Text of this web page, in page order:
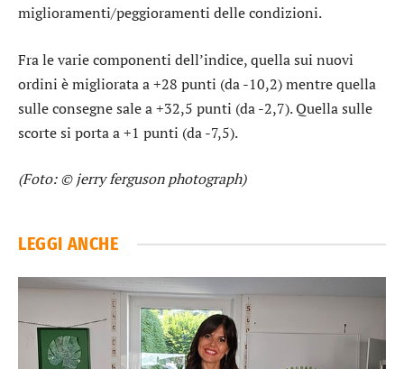
miglioramenti/peggioramenti delle condizioni.
Fra le varie componenti dell’indice, quella sui nuovi
ordini è migliorata a +28 punti (da -10,2) mentre quella
sulle consegne sale a +32,5 punti (da -2,7). Quella sulle
scorte si porta a +1 punti (da -7,5).
(Foto: © jerry ferguson photograph)
LEGGI ANCHE